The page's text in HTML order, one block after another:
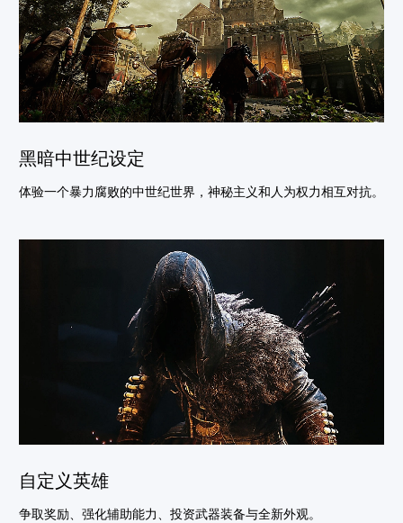
黑暗中世纪设定
体验一个暴力腐败的中世纪世界，神秘主义和人为权力相互对抗。
自定义英雄
争取奖励、强化辅助能力、投资武器装备与全新外观。